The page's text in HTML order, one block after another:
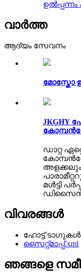
വാർത്ത
ആദ്യം സേവനം
മോസ്കോ
JKGHY
ഡാറ്റ
മൾട്ടി
ഡിസൈൻ
വിവരങ്ങൾ
ഹോട്ട് ടാഗുകൾ
സൈറ്റ്മാപ്പ്.xml
ഞങ്ങളെ